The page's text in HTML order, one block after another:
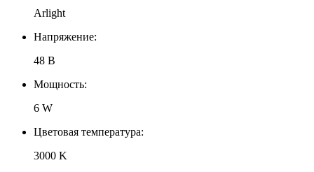
Arlight
Напряжение:
48 В
Мощность:
6 W
Цветовая температура:
3000 K